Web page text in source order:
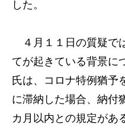
した。
４月１１日の質疑で
てが起きている背景に
氏は、コロナ特例猶予
に滞納した場合、納付
カ月以内との規定があ